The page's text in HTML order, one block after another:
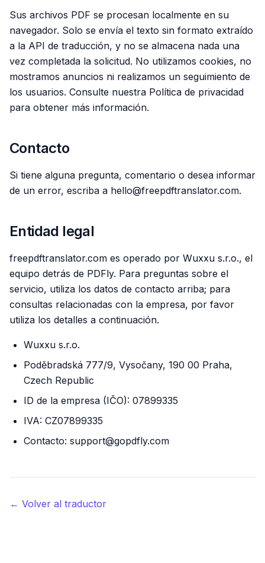
Sus archivos PDF se procesan localmente en su
navegador. Solo se envía el texto sin formato extraído
a la API de traducción, y no se almacena nada una
vez completada la solicitud. No utilizamos cookies, no
mostramos anuncios ni realizamos un seguimiento de
los usuarios. Consulte nuestra Política de privacidad
para obtener más información.
Contacto
Si tiene alguna pregunta, comentario o desea informar
de un error, escriba a hello@freepdftranslator.com.
Entidad legal
freepdftranslator.com es operado por Wuxxu s.r.o., el
equipo detrás de PDFly. Para preguntas sobre el
servicio, utiliza los datos de contacto arriba; para
consultas relacionadas con la empresa, por favor
utiliza los detalles a continuación.
Wuxxu s.r.o.
Poděbradská 777/9, Vysočany, 190 00 Praha,
Czech Republic
ID de la empresa (IČO): 07899335
IVA: CZ07899335
Contacto: support@gopdfly.com
← Volver al traductor